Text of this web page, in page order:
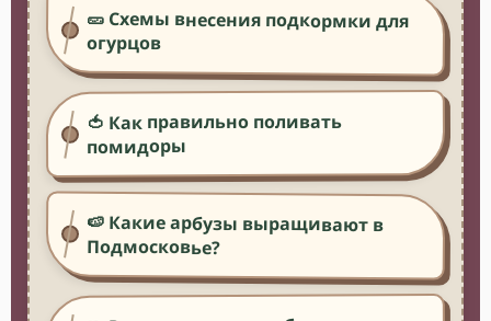
🥒 Схемы внесения подкормки для
огурцов
🍅 Как правильно поливать
помидоры
🍉 Какие арбузы выращивают в
Подмосковье?